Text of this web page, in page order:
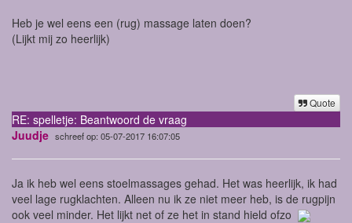
Heb je wel eens een (rug) massage laten doen?
(Lijkt mij zo heerlijk)
Quote
RE: spelletje: Beantwoord de vraag
Juudje schreef op: 05-07-2017 16:07:05
Ja ik heb wel eens stoelmassages gehad. Het was heerlijk, ik had
veel lage rugklachten. Alleen nu ik ze niet meer heb, is de rugpijn
ook veel minder. Het lijkt net of ze het in stand hield ofzo